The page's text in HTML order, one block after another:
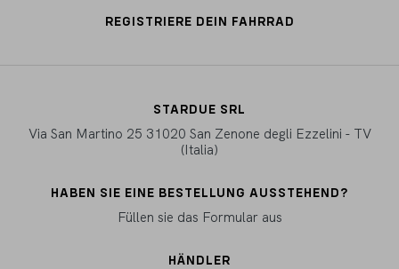
REGISTRIERE DEIN FAHRRAD
STARDUE SRL
Via San Martino 25 31020 San Zenone degli Ezzelini - TV
(Italia)
HABEN SIE EINE BESTELLUNG AUSSTEHEND?
Füllen sie das Formular aus
HÄNDLER